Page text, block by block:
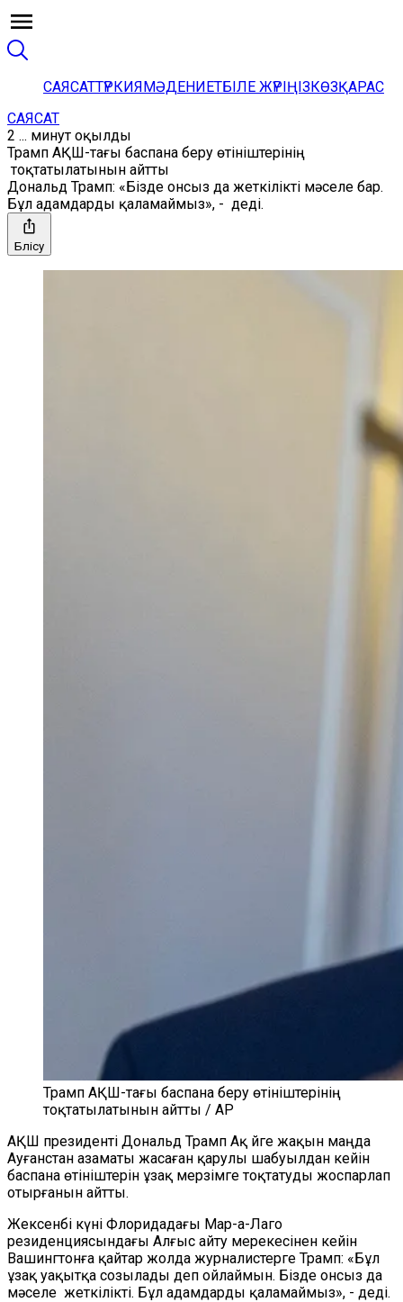
САЯСАТТҮРКИЯМӘДЕНИЕТБІЛЕ ЖҮРІҢІЗКӨЗҚАРАС
САЯСАТ
2 ... минут оқылды
Трамп АҚШ-тағы баспана беру өтініштерінің
тоқтатылатынын айтты
Дональд Трамп: «Бізде онсыз да жеткілікті мәселе бар.
Бұл адамдарды қаламаймыз», - деді.
Бөлісу
Трамп АҚШ-тағы баспана беру өтініштерінің
тоқтатылатынын айтты / AP
АҚШ президенті Дональд Трамп Ақ йге жақын маңда
Ауғанстан азаматы жасаған қарулы шабуылдан кейін
баспана өтініштерін ұзақ мерзімгетоқтатуды жоспарлап
отырғанын айтты.
Жексенбі күні Флоридадағы Мар-а-Лаго
резиденциясындағы Алғыс айту мерекесінен кейін
Вашингтонға қайтар жолда журналистерге Трамп: «Бұл
ұзақ уақытқа созылады деп ойлаймын. Бізде онсыз да
мәселе жеткілікті. Бұл адамдарды қаламаймыз», - деді.